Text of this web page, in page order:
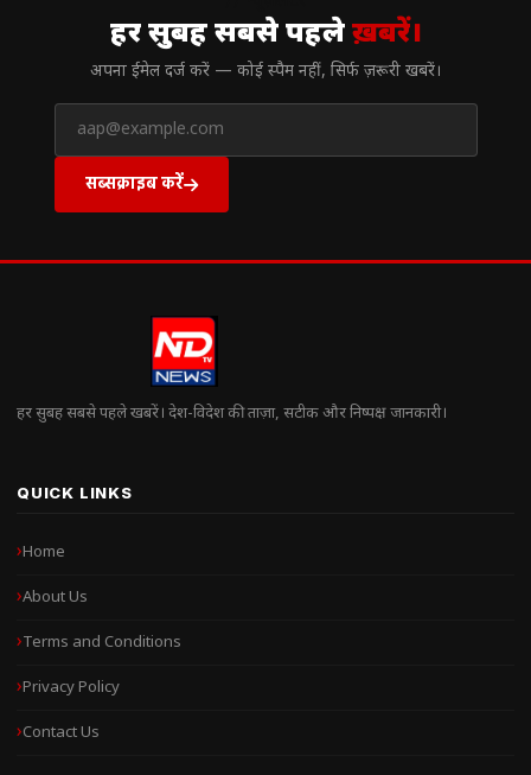
हर सुबह सबसे पहलेख़बरें।
अपना ईमेल दर्ज करें — कोई स्पैम नहीं, सिर्फ ज़रूरी खबरें।
सब्सक्राइब करें
हर सुबह सबसे पहले खबरें। देश-विदेश की ताज़ा, सटीक और निष्पक्ष जानकारी।
QUICK LINKS
Home
About Us
Terms and Conditions
Privacy Policy
Contact Us